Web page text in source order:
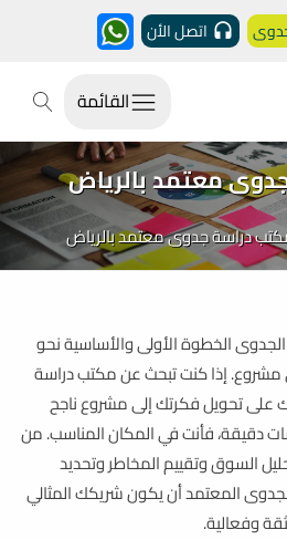
اتصل الأن
القائمة
معتمد بالرياض
دراسة جدوى معتمد بالرياض
الخطوة الأولى والأساسية نحو
مشروع. إذا كنت تبحث عن مكتب دراسة
تحويل فكرتك إلى مشروع ناجح
دقيقة، فأنت في المكان المناسب. من
السوق وتقييم المخاطر وتحديد
المعتمد أن يكون شريكك المثالي
وفعالية.